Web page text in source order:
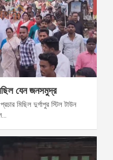
যেন জনসমুদ্র
মিছিল দুর্গাপুর স্টিল টাউন